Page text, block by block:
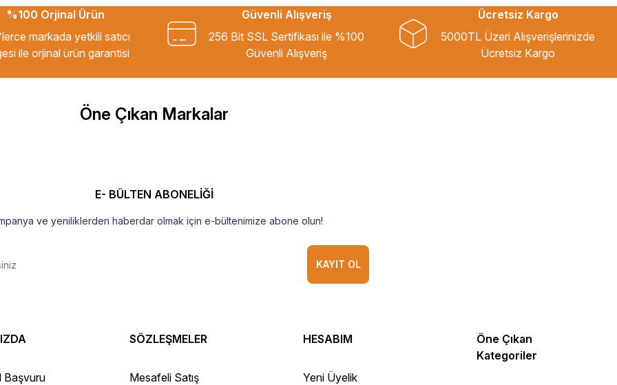
ederim.
ederim.
sağlam elime ulaştı ürünler.
%100 Orjinal Ürün
markada yetkili satıcı
ile orjinal ürün garantisi
Güvenli Alışveriş
256 Bit SSL Sertifikası ile %100
Güvenli Alışveriş
Ücretsiz Kargo
5000TL Üzeri Alışverişlerinizde
Ücretsiz Kargo
Öne Çıkan Markalar
E- BÜLTEN ABONELİĞİ
ve yeniliklerden haberdar olmak için e-bültenimize abone olun!
KAYIT OL
Başvuru
SÖZLEŞMELER
Mesafeli Satış
HESABIM
Yeni Üyelik
Öne Çıkan
Kategoriler